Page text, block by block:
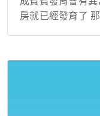
房就已經發育了